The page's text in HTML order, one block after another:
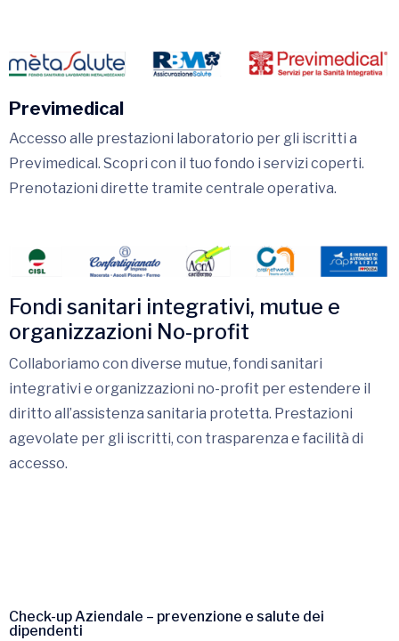
Previmedical
Accesso alle prestazioni laboratorio per gli iscritti a
Previmedical. Scopri con il tuo fondo i servizi coperti.
Prenotazioni dirette tramite centrale operativa.
Fondi sanitari integrativi, mutue e
organizzazioni No-profit
Collaboriamo con diverse mutue, fondi sanitari
integrativi e organizzazioni no-profit per estendere il
diritto all’assistenza sanitaria protetta. Prestazioni
agevolate per gli iscritti, con trasparenza e facilità di
accesso.
Check-up Aziendale – prevenzione e salute dei
dipendenti